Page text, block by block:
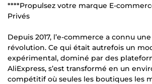
****Propulsez votre marque E-
Privés
Depuis 2017, l’e-commerce a connu
révolution. Ce qui était autrefois un
expérimental, dominé par des
AliExpress, s’est transformé en un
compétitif où seules les boutiques les